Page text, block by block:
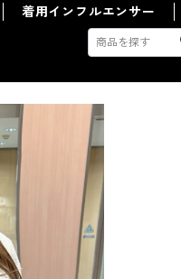
着用インフルエンサー